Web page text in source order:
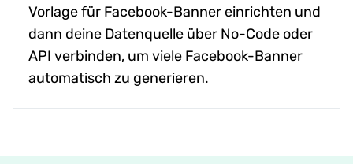
Vorlage für Facebook-Banner einrichten und
dann deine Datenquelle über No-Code oder
API verbinden, um viele Facebook-Banner
automatisch zu generieren.